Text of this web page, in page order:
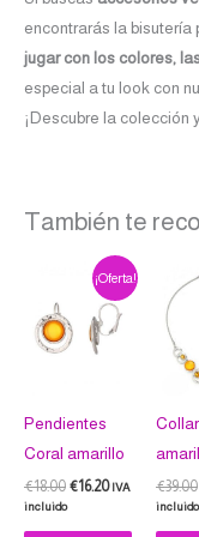
encontrarás la bisutería
jugar con los colores,
especial a tu look con
¡Descubre la colección
También te
¡Oferta!
Pendientes
Coral amarillo
€18.00
precio
original
era:
€18.00.
€16.20
El
precio
actual
es:
IVA
incluido
€39.00
incluido